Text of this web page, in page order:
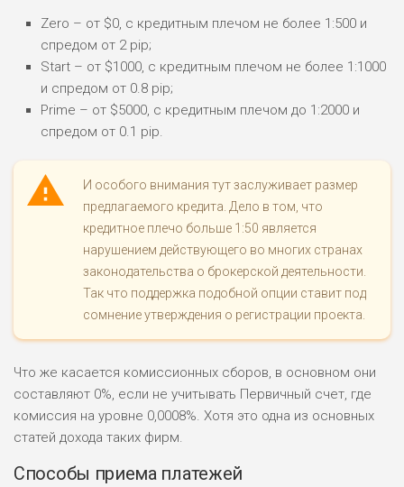
Zero – от $0, с кредитным плечом не более 1:500 и
спредом от 2 pip;
Start – от $1000, с кредитным плечом не более 1:1000
и спредом от 0.8 pip;
Prime – от $5000, с кредитным плечом до 1:2000 и
спредом от 0.1 pip.
И особого внимания тут заслуживает размер
предлагаемого кредита. Дело в том, что
кредитное плечо больше 1:50 является
нарушением действующего во многих странах
законодательства о брокерской деятельности.
Так что поддержка подобной опции ставит под
сомнение утверждения о регистрации проекта.
Что же касается комиссионных сборов, в основном они
составляют 0%, если не учитывать Первичный счет, где
комиссия на уровне 0,0008%. Хотя это одна из основных
статей дохода таких фирм.
Способы приема платежей